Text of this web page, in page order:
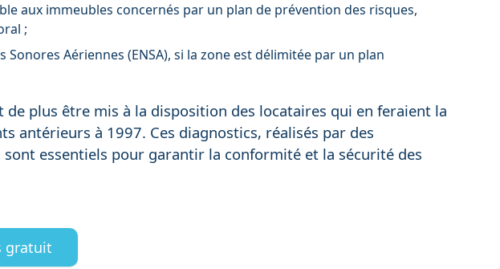
aux immeubles concernés par un plan de prévention des risques,
;
Sonores Aériennes (ENSA), si la zone est délimitée par un plan
de plus être mis à la disposition des locataires qui en feraient la
antérieurs à 1997. Ces diagnostics, réalisés par des
essentiels pour garantir la conformité et la sécurité des
gratuit